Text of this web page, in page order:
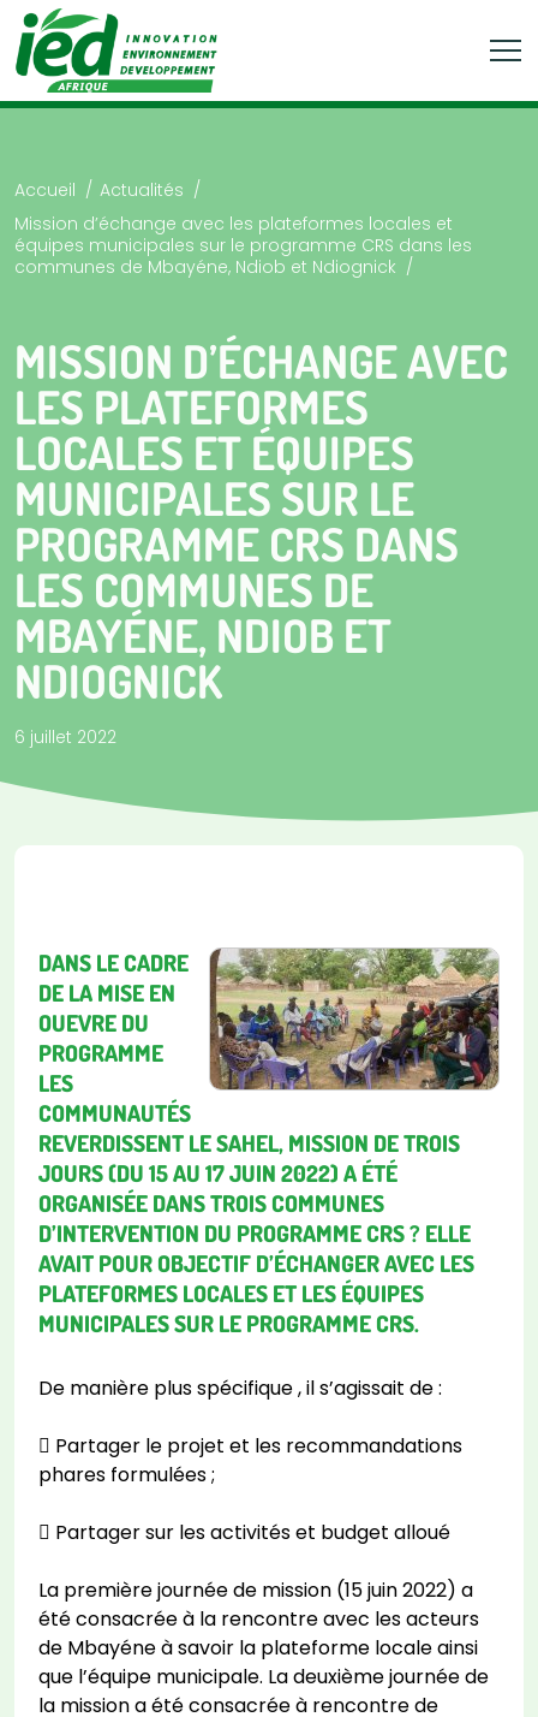
Accueil
Actualités
Mission d’échange avec les plateformes locales et
équipes municipales sur le programme CRS dans les
communes de Mbayéne, Ndiob et Ndiognick
MISSION D’ÉCHANGE AVEC
LES PLATEFORMES
LOCALES ET ÉQUIPES
MUNICIPALES SUR LE
PROGRAMME CRS DANS
LES COMMUNES DE
MBAYÉNE, NDIOB ET
NDIOGNICK
6 juillet 2022
DANS LE CADRE
DE LA MISE EN
OUEVRE DU
PROGRAMME
LES
COMMUNAUTÉS
REVERDISSENT LE SAHEL, MISSION DE TROIS
JOURS (DU 15 AU 17 JUIN 2022) A ÉTÉ
ORGANISÉE DANS TROIS COMMUNES
D’INTERVENTION DU PROGRAMME CRS ? ELLE
AVAIT POUR OBJECTIF D’ÉCHANGER AVEC LES
PLATEFORMES LOCALES ET LES ÉQUIPES
MUNICIPALES SUR LE PROGRAMME CRS.
De manière plus spécifique , il s’agissait de :
 Partager le projet et les recommandations
phares formulées ;
 Partager sur les activités et budget alloué
La première journée de mission (15 juin 2022) a
été consacrée à la rencontre avec les acteurs
de Mbayéne à savoir la plateforme locale ainsi
que l’équipe municipale. La deuxième journée de
la mission a été consacrée à rencontre de